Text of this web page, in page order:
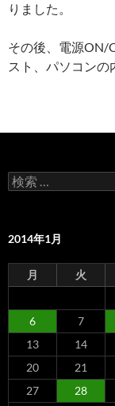
りました。
その後、電源ON/
スト、パソコンの
検
索
2014年1月
月 火
6
7
13
14
20
21
27
28